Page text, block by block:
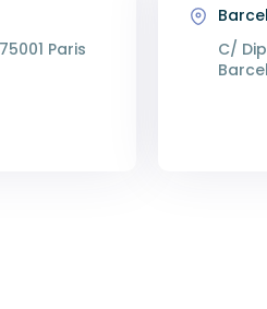
Paris
C/